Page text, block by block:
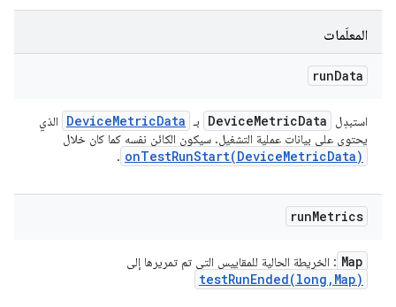
المعلَمات
runData
استبدِل DeviceMetricData بـ DeviceMetricData
الذي
يحتوي على بيانات عملية التشغيل. سيكون الكائن نفسه كما كان خلال
onTestRunStart(DeviceMetricData)
.
runMetrics
Map : الخريطة الحالية للمقاييس التي تم تمريرها إلى
testRunEnded(long , Map)